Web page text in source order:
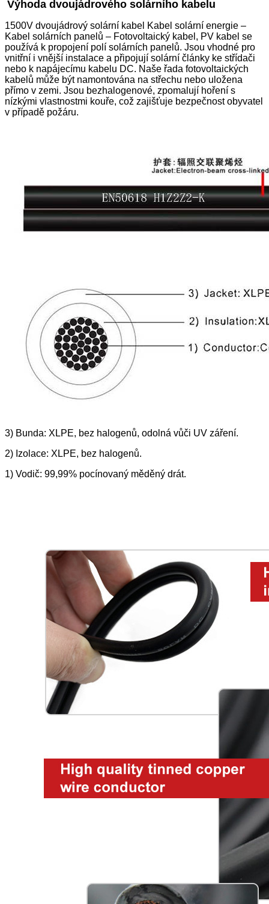
Výhoda dvoujádrového solárního kabelu
1500V dvoujádrový solární kabel Kabel solární energie –
Kabel solárních panelů – Fotovoltaický kabel, PV kabel se
používá k propojení polí solárních panelů. Jsou vhodné pro
vnitřní i vnější instalace a připojují solární články ke střídači
nebo k napájecímu kabelu DC. Naše řada fotovoltaických
kabelů může být namontována na střechu nebo uložena
přímo v zemi. Jsou bezhalogenové, zpomalují hoření s
nízkými vlastnostmi kouře, což zajišťuje bezpečnost obyvatel
v případě požáru.
3) Bunda: XLPE, bez halogenů, odolná vůči UV záření.
2) Izolace: XLPE, bez halogenů.
1) Vodič: 99,99% pocínovaný měděný drát.